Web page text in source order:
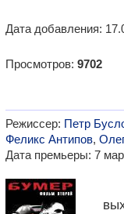
Дата добавления:
Просмотров: 9702
Режиссер: Петр
Феликс Антипов,
Дата премьеры: 7